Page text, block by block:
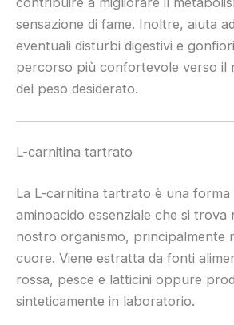
sensazione di fame. Inoltre, aiuta
eventuali disturbi digestivi e
percorso più confortevole verso il
del peso desiderato.
L-carnitina tartrato
La L-carnitina tartrato è una forma
aminoacido essenziale che si trova
nostro organismo, principalmente
cuore. Viene estratta da fonti
rossa, pesce e latticini oppure
sinteticamente in laboratorio.